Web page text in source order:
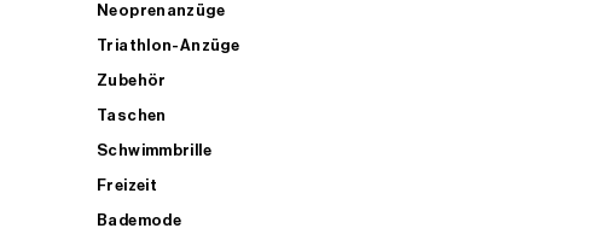
Neoprenanzüge
Triathlon-Anzüge
Zubehör
Taschen
Schwimmbrille
Freizeit
Bademode